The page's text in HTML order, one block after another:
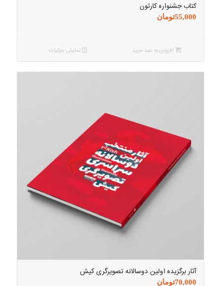
کتاب جشنواره کارتون
55,000تومان
افزودن به سبد خرید نمایش جزئیات
آثار برگزیده اولین دوسالانه تصویرگری کیش
70,000تومان